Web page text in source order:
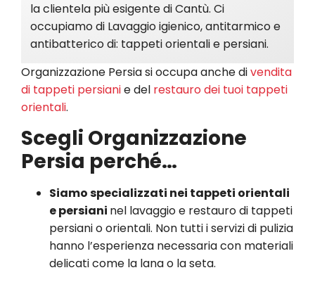
la clientela più esigente di Cantù. Ci
occupiamo di Lavaggio igienico, antitarmico e
antibatterico di: tappeti orientali e persiani.
Organizzazione Persia si occupa anche divendita
di tappeti persianie del restauro dei tuoi tappeti
orientali.
Scegli Organizzazione
Persia perché…
Siamo specializzati nei tappeti orientali
e persiani nel lavaggio e restauro di tappeti
persiani o orientali. Non tutti i servizi di pulizia
hanno l’esperienza necessaria con materiali
delicati come la lana o la seta.